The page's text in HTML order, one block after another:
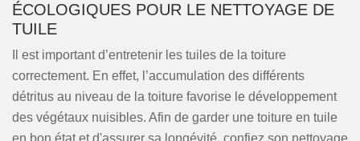
ÉCOLOGIQUES POUR LE NETTOYAGE DE
TUILE
Il est important d’entretenir les tuiles de la toiture
correctement. En effet, l’accumulation des différents
détritus au niveau de la toiture favorise le développement
des végétaux nuisibles. Afin de garder une toiture en tuile
en bon état et d'assurer sa longévité, confiez son nettoyage